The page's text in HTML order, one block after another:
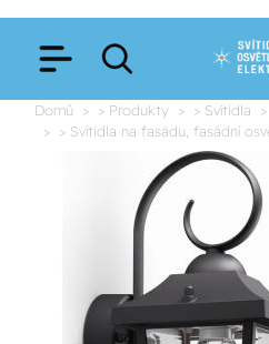
Domů > Produkty > Svítidla
> Svítidla na fasádu, fasádní